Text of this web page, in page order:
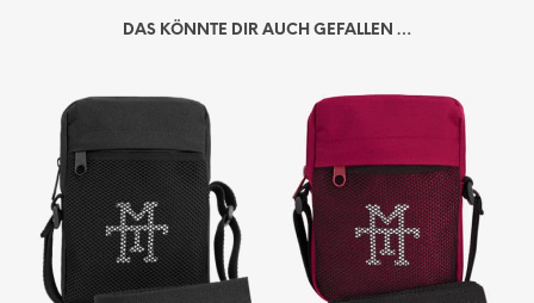
DAS KÖNNTE DIR AUCH GEFALLEN …